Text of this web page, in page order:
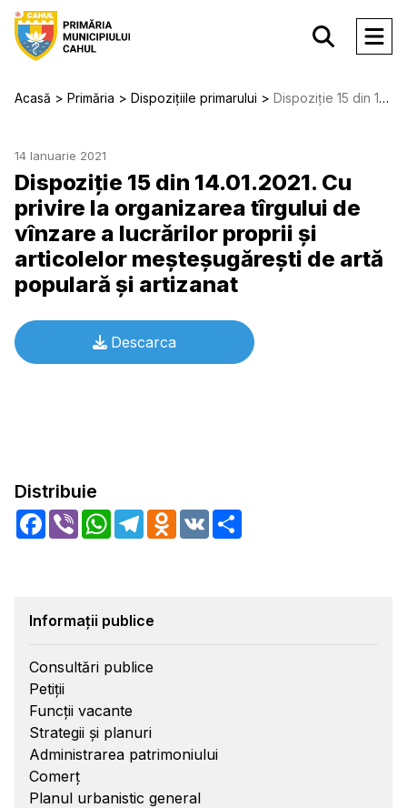
Acasă Primăria Dispozițiile primarului Dispoziție 15 din 14.01.2021. Cu privire la organizarea tîrgului de vînzare a lucrărilor proprii şi articolelor meşteşugăreşti de artă populară şi artizanat
14 Ianuarie 2021
Dispoziție 15 din 14.01.2021. Cu
privire la organizarea tîrgului de
vînzare a lucrărilor proprii şi
articolelor meşteşugăreşti de artă
populară şi artizanat
Descarca
Distribuie
Facebook
Viber WhatsApp
TelegramOdnoklassniki
VK
Informații publice
Consultări publice
Petiții
Funcții vacante
Strategii și planuri
Administrarea patrimoniului
Comerț
Planul urbanistic general